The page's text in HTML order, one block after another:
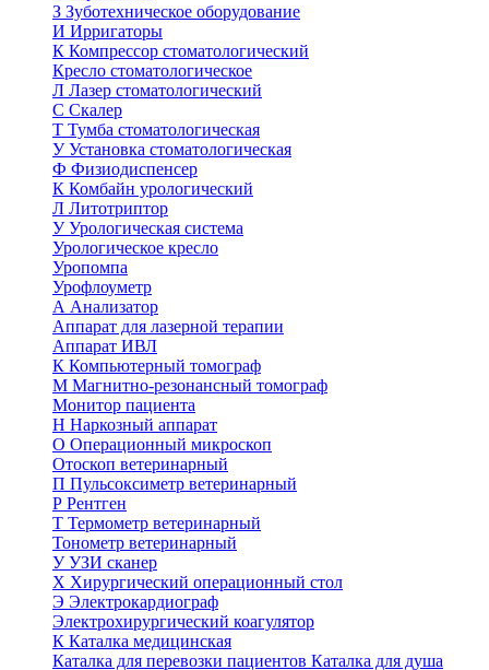
З Зуботехническое оборудование
И Ирригаторы
К Компрессор стоматологический
Кресло стоматологическое
Л Лазер стоматологический
С Скалер
Т Тумба стоматологическая
УУстановка стоматологическая
Ф Физиодиспенсер
К Комбайн урологический
Л Литотриптор
УУрологическая система
Урологическое кресло
Уропомпа
Урофлоуметр
А Анализатор
Аппарат для лазерной терапии
Аппарат ИВЛ
К Компьютерный томограф
М Магнитно-резонансный томограф
Монитор пациента
Н Наркозный аппарат
О Операционный микроскоп
Отоскоп ветеринарный
П Пульсоксиметр ветеринарный
Р Рентген
Т Термометр ветеринарный
Тонометр ветеринарный
УУЗИ сканер
Х Хирургический операционный стол
Э Электрокардиограф
Электрохирургический коагулятор
К Каталка медицинская
Каталка для перевозки пациентов Каталка для душа